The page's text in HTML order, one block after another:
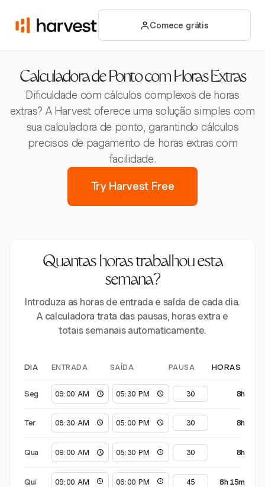
Comece grátis
Calculadora de Ponto com Horas Extras
Dificuldade com cálculos complexos de horas
extras? A Harvest oferece uma solução simples com
sua calculadora de ponto, garantindo cálculos
precisos de pagamento de horas extras com
facilidade.
Try Harvest Free
Quantas horas trabalhou esta
semana?
Introduza as horas de entrada e saída de cada dia.
A calculadora trata das pausas, horas extra e
totais semanais automaticamente.
DIA ENTRADA SAÍDA PAUSA HORAS
Seg 8h
Ter 8h
Qua 8h
Qui 8h 15m